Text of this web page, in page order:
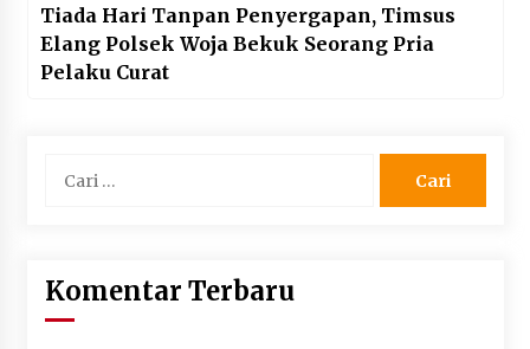
Tiada Hari Tanpan Penyergapan, Timsus
Elang Polsek Woja Bekuk Seorang Pria
Pelaku Curat
untuk:
Komentar Terbaru